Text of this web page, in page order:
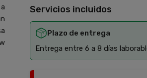
Servicios incluidos
Plazo de entrega
Entrega entre 6 a 8 días